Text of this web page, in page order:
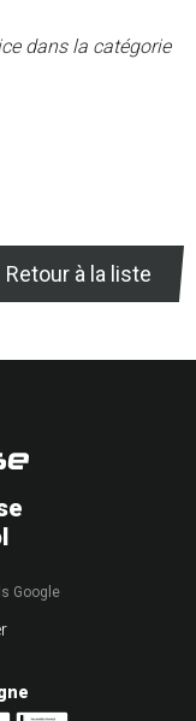
dans la catégorie
Retour à la liste
Google